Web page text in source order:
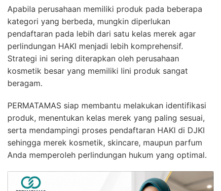
Apabila perusahaan memiliki produk pada beberapa
kategori yang berbeda, mungkin diperlukan
pendaftaran pada lebih dari satu kelas merek agar
perlindungan HAKI menjadi lebih komprehensif.
Strategi ini sering diterapkan oleh perusahaan
kosmetik besar yang memiliki lini produk sangat
beragam.
PERMATAMAS siap membantu melakukan identifikasi
produk, menentukan kelas merek yang paling sesuai,
serta mendampingi proses pendaftaran HAKI di DJKI
sehingga merek kosmetik, skincare, maupun parfum
Anda memperoleh perlindungan hukum yang optimal.